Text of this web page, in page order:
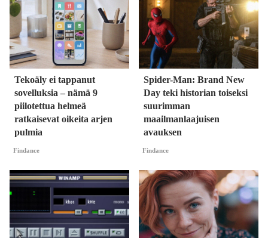
Tekoäly ei tappanut
sovelluksia – nämä 9
piilotettua helmeä
ratkaisevat oikeita arjen
pulmia
Findance
Spider-Man: Brand New
Day teki historian toiseksi
suurimman
maailmanlaajuisen
avauksen
Findance